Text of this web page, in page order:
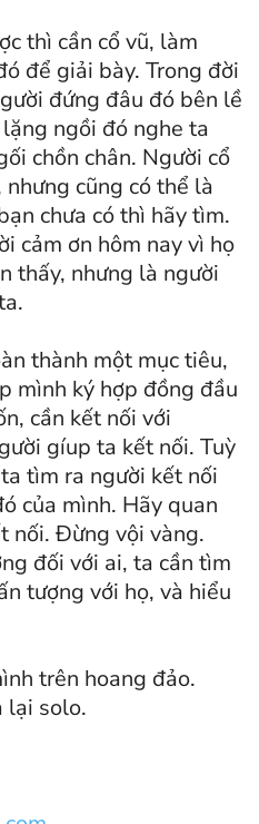
thì cần cổ vũ, làm
để giải bày. Trong đời
đứng đâu đó bên lề
ngồi đó nghe ta
chồn chân. Người cổ
cũng có thể là
chưa có thì hãy tìm.
cảm ơn hôm nay vì họ
thấy, nhưng là người
thành một mục tiêu,
mình ký hợp đồng đầu
cần kết nối với
gíup ta kết nối. Tuỳ
tìm ra người kết nối
của mình. Hãy quan
nối. Đừng vội vàng.
đối với ai, ta cần tìm
tượng với họ, và hiểu
trên hoang đảo.
lại solo.